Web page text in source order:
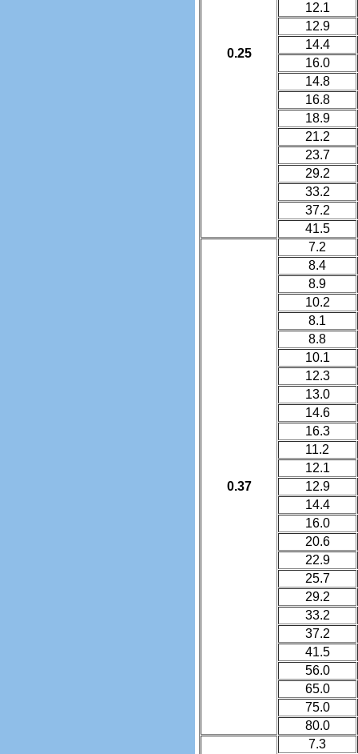
0.25
12.1
12.9
14.4
16.0
14.8
16.8
18.9
21.2
23.7
29.2
33.2
37.2
41.5
0.37
7.2
8.4
8.9
10.2
8.1
8.8
10.1
12.3
13.0
14.6
16.3
11.2
12.1
12.9
14.4
16.0
20.6
22.9
25.7
29.2
33.2
37.2
41.5
56.0
65.0
75.0
80.0
7.3